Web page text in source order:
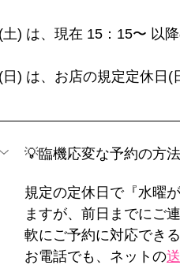
土) は、現在 15：15〜 以
日) は、お店の規定定休日(
💡臨機応変な予約の方
規定の定休日で『水曜
ますが、前日までにご
軟にご予約に対応でき
お電話でも、ネットの